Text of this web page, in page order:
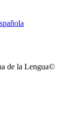
de la Lengua©